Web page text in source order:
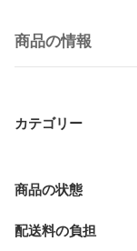
商品の情報
カテゴリー
商品の状態
配送料の負担